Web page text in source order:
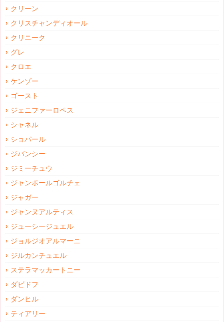
クリーン
クリスチャンディオール
クリニーク
グレ
クロエ
ケンゾー
ゴースト
ジェニファーロペス
シャネル
ショパール
ジバンシー
ジミーチュウ
ジャンポールゴルチェ
ジャガー
ジャンヌアルティス
ジューシージュエル
ジョルジオアルマーニ
ジルカンチュエル
ステラマッカートニー
ダビドフ
ダンヒル
ティアリー